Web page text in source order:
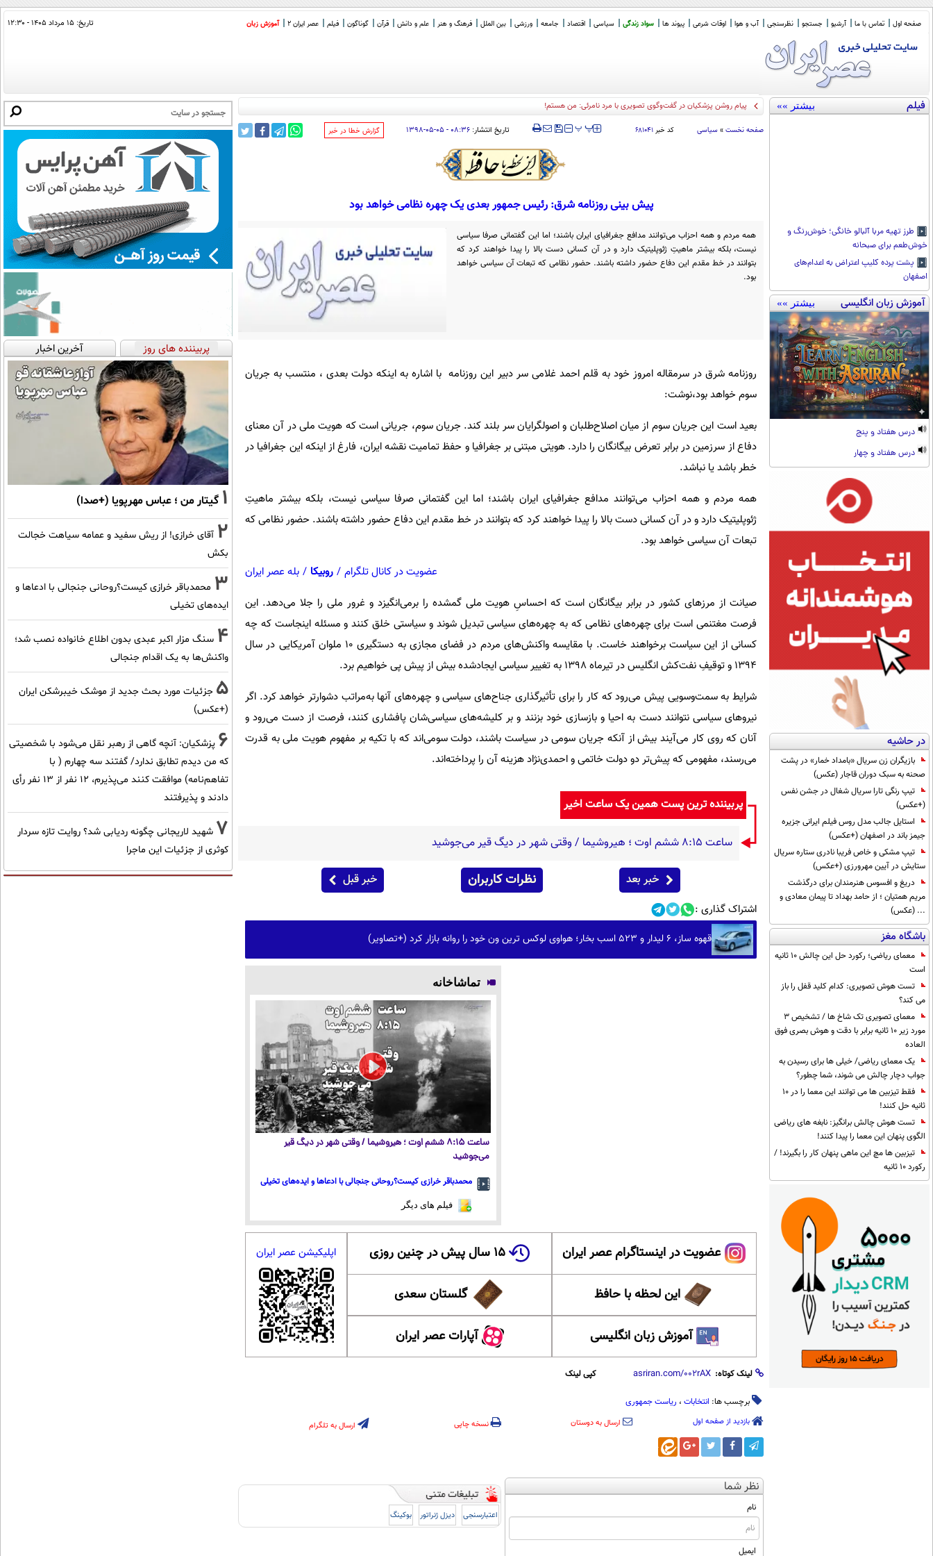
صفحه اول تماس با ما آرشیو جستجو نظرسنجی آب و هوا اوقات شرعی پیوند ها سواد زندگی سیاسی اقتصاد جامعه ورزشی بین الملل فرهنگ و هنر علم و دانش قرآن گوناگون فیلم عصر ایران 2 آموزش زبان تاریخ: ۱۵ مرداد ۱۴۰۵ - ۱۲:۳۰
فیلم بیشتر »»
طرز تهیه مربا آلبالو خانگی؛ خوش‌رنگ و
خوش‌طعم برای صبحانه
پشت پرده کلیپ اعتراض به اعدام‌های
اصفهان
آموزش زبان انگلیسی بیشتر »»
درس هفتاد و پنج
درس هفتاد و چهار
در حاشیه
بازیگران زن سریال «بامداد خمار» در پشت
صحنه به سبک دوران قاجار (عکس)
تیپ رنگی تارا سریال شغال در جشن نفس
(+عکس)
استایل جالب مدل روس فیلم ایرانی جزیره
جیمز باند در اصفهان (+عکس)
تیپ مشکی و خاص فریبا نادری ستاره سریال
ستایش در آیین مهرورزی (+عکس)
دریغ و افسوس هنرمندان برای درگذشت
مریم همتیان ؛ از حامد بهداد تا پیمان معادی و
... (عکس)
باشگاه مغز
معمای ریاضی؛ رکورد حل این چالش 10 ثانیه
است
تست هوش تصویری: کدام کلید قفل را باز
می کند؟
معمای تصویری تک شاخ ها / تشخیص 3
مورد زیر 10 ثانیه برابر با دقت و هوش بصری فوق
العاده
یک معمای ریاضی/ خیلی ها برای رسیدن به
جواب دچار چالش می شوند، شما چطور؟
فقط تیزبین ها می توانند این معما را در 10
ثانیه حل کنند!
تست هوش چالش برانگیز: نابغه های ریاضی
الگوی پنهان این معما را پیدا کنند!
تیزبین ها مچ این ماهی پنهان کار را بگیرند! /
رکورد 10 ثانیه
پیام روشن پزشکیان در گفت‌و‌گوی تصویری با مرد نامرئی: من هستم!
صفحه نخست » سیاسی کد خبر۶۸۱۰۴۱ ‍‍‍ پپ تاریخ انتشار: ۰۸:۳۶ - ۰۵-۰۵-۱۳۹۸ ‌گزارش خطا در خبر
پیش بینی روزنامه شرق: رئیس جمهور بعدی یک چهره نظامی خواهد بود
همه مردم و همه احزاب می‌توانند مدافع جغرافیای ایران باشند؛ اما این گفتمانی صرفا سیاسی
نیست، بلکه بیشتر ماهیتِ ژئوپلیتیک دارد و در آن کسانی دست بالا را پیدا خواهند کرد که
بتوانند در خط مقدم این دفاع حضور داشته باشند. حضور نظامی که تبعات آن سیاسی خواهد
بود.
روزنامه شرق در سرمقاله امروز خود به قلم احمد غلامی سر دبیر این روزنامه با اشاره به اینکه دولت بعدی ، منتسب به جریان
سوم خواهد بود،نوشت:
بعید است این جریان سوم از میان اصلاح‌طلبان و اصولگرایان سر بلند کند. جریان سوم، جریانی است که هویت ملی در آن معنای
دفاع از سرزمین در برابر تعرض بیگانگان را دارد. هویتی مبتنی بر جغرافیا و حفظ تمامیت نقشه ایران، فارغ از اینکه این جغرافیا در
خطر باشد یا نباشد.
همه مردم و همه احزاب می‌توانند مدافع جغرافیای ایران باشند؛ اما این گفتمانی صرفا سیاسی نیست، بلکه بیشتر ماهیتِ
ژئوپلیتیک دارد و در آن کسانی دست بالا را پیدا خواهند کرد که بتوانند در خط مقدم این دفاع حضور داشته باشند. حضور نظامی که
تبعات آن سیاسی خواهد بود.
عضویت در کانال تلگرام / روبیکا / بله عصر ایران
صیانت از مرزهای کشور در برابر بیگانگان است که احساسِ هویت ملی گمشده را برمی‌انگیزد و غرور ملی را جلا می‌دهد. این
فرصت مغتنمی است برای چهره‌های نظامی که به چهره‌های سیاسی تبدیل شوند و سیاستی خلق کنند و مسئله اینجاست که چه
کسانی از این سیاست برخواهند خاست. با مقایسه واکنش‌های مردم در فضای مجازی به دستگیری 10 ملوان آمریکایی در سال
1394 و توقیفِ نفت‌کش انگلیس در تیرماه 1398 به تغییر سیاسی ایجادشده بیش از پیش پی خواهیم برد.
شرایط به سمت‌وسویی پیش می‌رود که کار را برای تأثیرگذاری جناح‌های سیاسی و چهره‌های آنها به‌مراتب دشوارتر خواهد کرد. اگر
نیروهای سیاسی نتوانند دست به احیا و بازسازی خود بزنند و بر کلیشه‌های سیاسی‌شان پافشاری کنند، فرصت از دست می‌رود و
آنان که روی کار می‌آیند بیش از آنکه جریان سومی در سیاست باشند، دولت سومی‌اند که با تکیه بر مفهوم هویت ملی به قدرت
می‌رسند، مفهومی که پیش‌تر دو دولت خاتمی و احمدی‌نژاد هزینه آن را پرداخته‌اند.
پربیننده ترین پست همین یک ساعت اخیر
ساعت ۸:۱۵ ششم اوت ؛ هیروشیما / وقتی شهر در دیگ قیر می‌جوشید
خبر بعد نظرات کاربران خبر قبل
اشتراک گذاری :
قهوه ساز، 6 لیدار و 523 اسب بخار؛ هواوی لوکس ترین ون خود را روانه بازار کرد (+تصاویر)
تماشاخانه
ساعت ۸:۱۵ ششم اوت ؛ هیروشیما / وقتی شهر در دیگ قیر
می‌جوشید
محمدباقر خرازی کیست؟روحانی جنجالی با ادعاها و ایده‌های تخیلی
فیلم های دیگر
عضویت در اینستاگرام عصر ایران ۱۵ سال پیش در چنین روزی
این لحظه با حافظ گلستان سعدی
آموزش زبان انگلیسی آپارات عصر ایران
اپلیکیشن عصر ایران
لینک کوتاه: کپی لینک
برچسب ها: انتخابات ، ریاست جمهوری
بازدید از صفحه اول ارسال به دوستان نسخه چاپی ارسال به تلگرام
نظر شما
نام
ایمیل
اعتبارسنجی دیزل ژنراتور بوکینگ
پربیننده های روز آخرین اخبار
1 گیتار من ؛ عباس مهرپویا (+صدا)
2 آقای خرازی! از ریش سفید و عمامه سیاهت خجالت
بکش
3 محمدباقر خرازی کیست؟روحانی جنجالی با ادعاها و
ایده‌های تخیلی
4 سنگ مزار اکبر عبدی بدون اطلاع خانواده نصب شد؛
واکنش‌ها به یک اقدام جنجالی
5 جزئیات مورد بحث جدید از موشک خیبرشکن ایران
(+عکس)
6 پزشکیان‌: آنچه گاهی از رهبر نقل می‌شود با شخصیتی
که من دیدم تطابق ندارد/ گفتند سه چهارم ( با
تفاهم‌نامه) موافقت کنند می‌پذیرم، 12 نفر از 13 نفر رأی
دادند و پذیرفتند
7 شهید لاریجانی چگونه ردیابی شد؟ روایت تازه سردار
کوثری از جزئیات این ماجرا